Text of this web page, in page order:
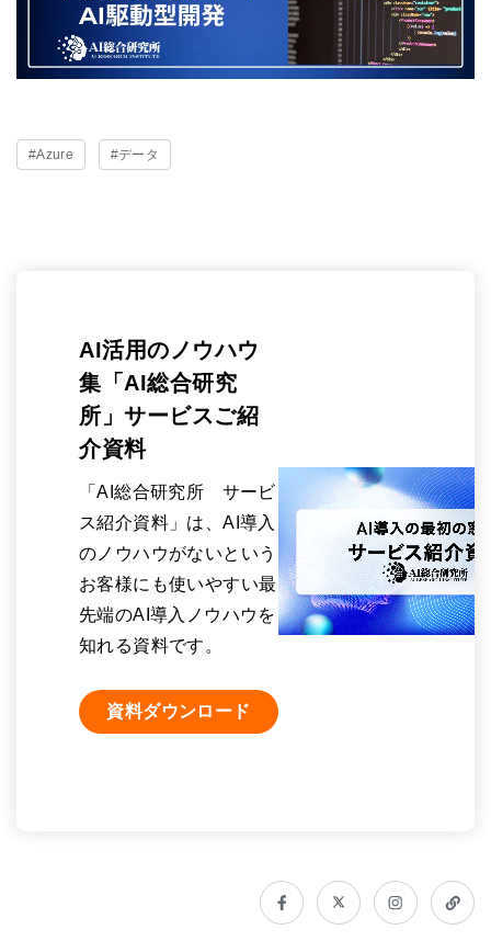
#Azure #データ
AI活用のノウハウ
集「AI総合研究
所」サービスご紹
介資料
「AI総合研究所 サービ
ス紹介資料」は、AI導入
のノウハウがないという
お客様にも使いやすい最
先端のAI導入ノウハウを
知れる資料です。
資料ダウンロード